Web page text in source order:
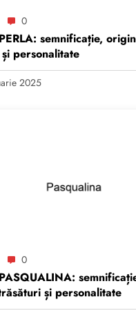
0
semnificație,
personalitate
2025
0
și personalitate